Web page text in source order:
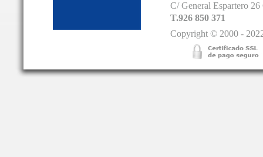
C/ General Espartero
T.926 850 371
Copyright © 2000 -